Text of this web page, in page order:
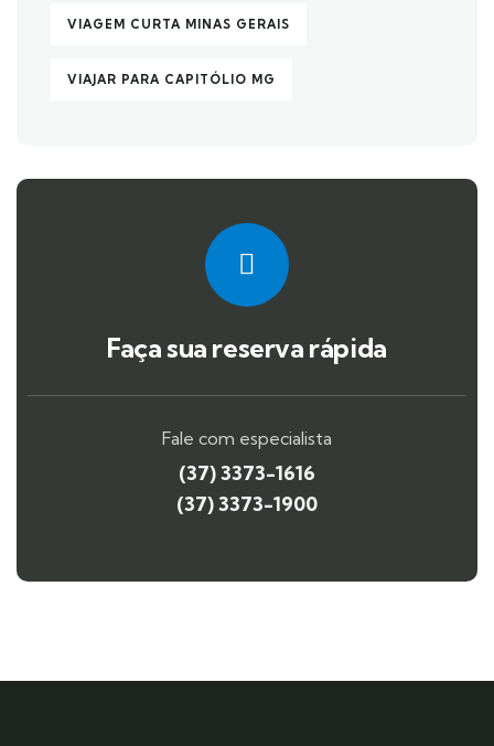
VIAGEM CURTA MINAS GERAIS
VIAJAR PARA CAPITÓLIO MG
Faça sua reserva rápida
Fale com especialista
(37) 3373-1616
(37) 3373-1900